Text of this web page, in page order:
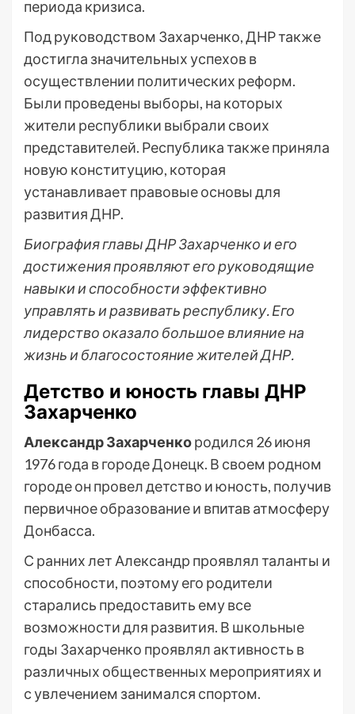
периода кризиса.
Под руководством Захарченко, ДНР также
достигла значительных успехов в
осуществлении политических реформ.
Были проведены выборы, на которых
жители республики выбрали своих
представителей. Республика также приняла
новую конституцию, которая
устанавливает правовые основы для
развития ДНР.
Биография главы ДНР Захарченко и его
достижения проявляют его руководящие
навыки и способности эффективно
управлять и развивать республику. Его
лидерство оказало большое влияние на
жизнь и благосостояние жителей ДНР.
Детство и юность главы ДНР
Захарченко
Александр Захарченкородился 26 июня
1976 года в городе Донецк. В своем родном
городе он провел детство и юность, получив
первичное образование и впитав атмосферу
Донбасса.
С ранних лет Александр проявлял таланты и
способности, поэтому его родители
старались предоставить ему все
возможности для развития. В школьные
годы Захарченко проявлял активность в
различных общественных мероприятиях и
с увлечением занимался спортом.